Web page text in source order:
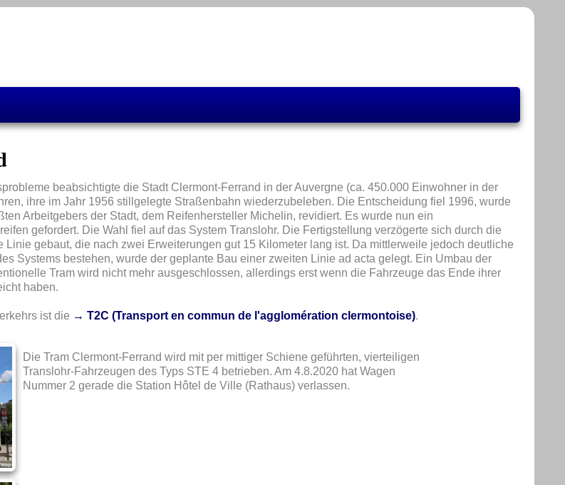
beabsichtigte die Stadt Clermont-Ferrand in der Auvergne (ca. 450.000 Einwohner in der
ihre im Jahr 1956 stillgelegte Straßenbahn wiederzubeleben. Die Entscheidung fiel 1996, wurde
Arbeitgebers der Stadt, dem Reifenhersteller Michelin, revidiert. Es wurde nun ein
gefordert. Die Wahl fiel auf das System Translohr. Die Fertigstellung verzögerte sich durch die
Linie gebaut, die nach zwei Erweiterungen gut 15 Kilometer lang ist. Da mittlerweile jedoch deutliche
Systems bestehen, wurde der geplante Bau einer zweiten Linie ad acta gelegt. Ein Umbau der
Tram wird nicht mehr ausgeschlossen, allerdings erst wenn die Fahrzeuge das Ende ihrer
haben.
ist die → T2C (Transport en commun de l'agglomération clermontoise).
Die Tram Clermont-Ferrand wird mit per mittiger Schiene geführten, vierteiligen
Translohr-Fahrzeugen des Typs STE 4 betrieben. Am 4.8.2020 hat Wagen
Nummer 2 gerade die Station Hôtel de Ville (Rathaus) verlassen.